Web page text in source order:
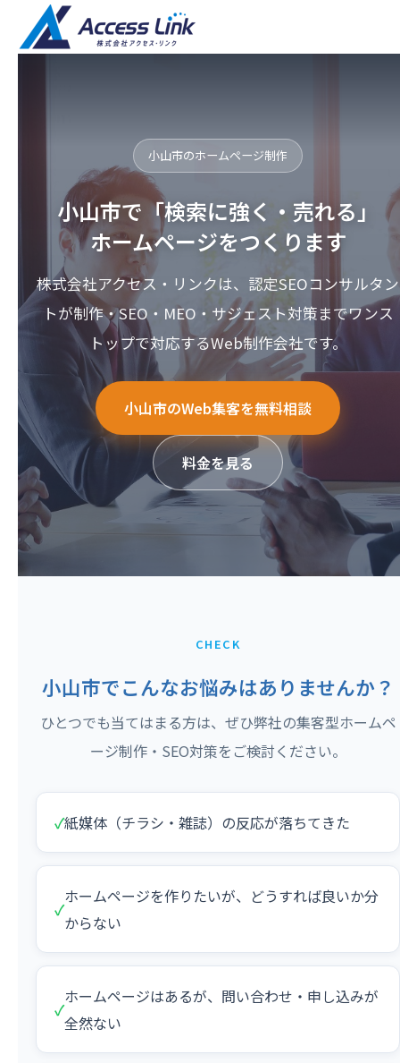
小山市のホームページ制作
小山市で「検索に強く・売れる」
ホームページをつくります
株式会社アクセス・リンクは、認定SEOコンサルタン
トが制作・SEO・MEO・サジェスト対策までワンス
トップで対応するWeb制作会社です。
小山市のWeb集客を無料相談
料金を見る
CHECK
小山市でこんなお悩みはありませんか？
ひとつでも当てはまる方は、ぜひ弊社の集客型ホームペ
ージ制作・SEO対策をご検討ください。
✓紙媒体（チラシ・雑誌）の反応が落ちてきた
✓
ホームページを作りたいが、どうすれば良いか分
からない
✓
ホームページはあるが、問い合わせ・申し込みが
全然ない